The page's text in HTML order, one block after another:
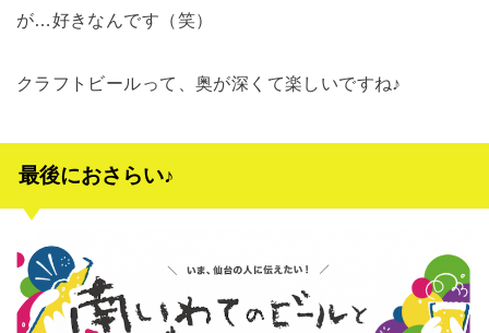
が…好きなんです（笑）
クラフトビールって、奥が深くて楽しいですね♪
最後におさらい♪